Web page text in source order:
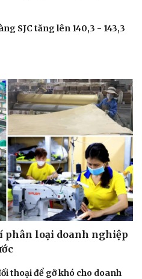
SJC tăng lên 140,3 - 143,3
phân loại doanh nghiệp
thoại để gỡ khó cho doanh